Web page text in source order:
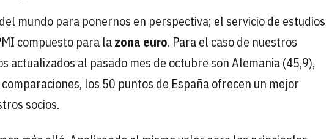
mundo para ponernos en perspectiva; el servicio de estudios
compuesto para lazona euro. Para el caso de nuestros
actualizados al pasado mes de octubre son Alemania (45,9),
los 50 puntos de España ofrecen un mejor
socios.